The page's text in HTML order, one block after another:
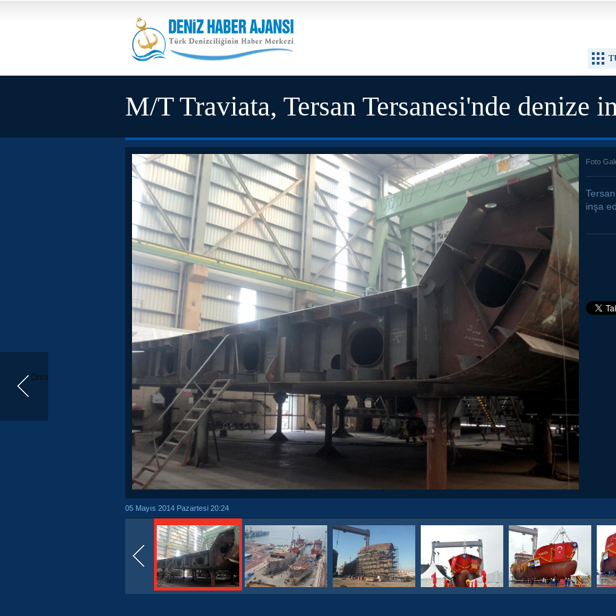
Önceki
M/T Traviata, Tersan Tersanesi'nde denize
Foto
inşa
05 Mayıs 2014 Pazartesi 20:24